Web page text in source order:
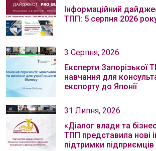
Інформаційний
ТПП: 5 серпня 2026
3 Серпня, 2026
Експерти Запорізької
навчання для
експорту до Японії
31 Липня, 2026
«Діалог влади та
ТПП представила нові
підтримки підприємців